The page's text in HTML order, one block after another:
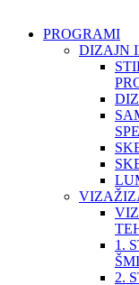
PROGRAMI
DIZAJN
1.
2.